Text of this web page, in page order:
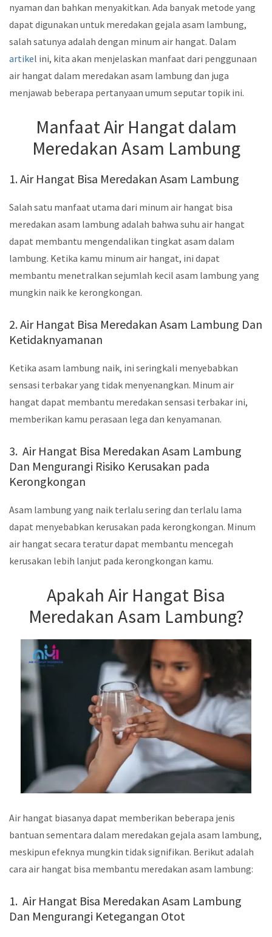
nyaman dan bahkan menyakitkan. Ada banyak metode yang
dapat digunakan untuk meredakan gejala asam lambung,
salah satunya adalah dengan minum air hangat. Dalam
artikel ini, kita akan menjelaskan manfaat dari penggunaan
air hangat dalam meredakan asam lambung dan juga
menjawab beberapa pertanyaan umum seputar topik ini.
Manfaat Air Hangat dalam
Meredakan Asam Lambung
1. Air Hangat Bisa Meredakan Asam Lambung
Salah satu manfaat utama dari minum air hangat bisa
meredakan asam lambung adalah bahwa suhu air hangat
dapat membantu mengendalikan tingkat asam dalam
lambung. Ketika kamu minum air hangat, ini dapat
membantu menetralkan sejumlah kecil asam lambung yang
mungkin naik ke kerongkongan.
2. Air Hangat Bisa Meredakan Asam Lambung Dan
Ketidaknyamanan
Ketika asam lambung naik, ini seringkali menyebabkan
sensasi terbakar yang tidak menyenangkan. Minum air
hangat dapat membantu meredakan sensasi terbakar ini,
memberikan kamu perasaan lega dan kenyamanan.
3. Air Hangat Bisa Meredakan Asam Lambung
Dan Mengurangi Risiko Kerusakan pada
Kerongkongan
Asam lambung yang naik terlalu sering dan terlalu lama
dapat menyebabkan kerusakan pada kerongkongan. Minum
air hangat secara teratur dapat membantu mencegah
kerusakan lebih lanjut pada kerongkongan kamu.
Apakah Air Hangat Bisa
Meredakan Asam Lambung?
Air hangat biasanya dapat memberikan beberapa jenis
bantuan sementara dalam meredakan gejala asam lambung,
meskipun efeknya mungkin tidak signifikan. Berikut adalah
cara air hangat bisa membantu meredakan asam lambung:
1. Air Hangat Bisa Meredakan Asam Lambung
Dan Mengurangi Ketegangan Otot